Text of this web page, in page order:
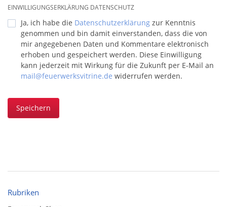
EINWILLIGUNGSERKLÄRUNG DATENSCHUTZ
Ja, ich habe die Datenschutzerklärung zur Kenntnis
genommen und bin damit einverstanden, dass die von
mir angegebenen Daten und Kommentare elektronisch
erhoben und gespeichert werden. Diese Einwilligung
kann jederzeit mit Wirkung für die Zukunft per E-Mail an
mail@feuerwerksvitrine.de widerrufen werden.
Speichern
Rubriken